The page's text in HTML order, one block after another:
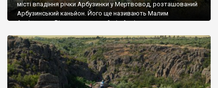
місті впадіння річки Арбузинки у Мертвовод, розташований
Арбузинський каньйон. Його ще називають Малим
Актівським. Він значно менший від Актівського, але теж
обкатане каміння. Вікіпедія пише про цікаві речі, щодо генези
Арбузинського каньйону: Арбузинський каньйон утворився в
скелях […]